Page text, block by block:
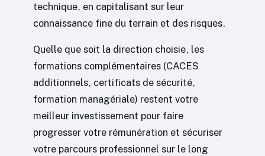
technique, en capitalisant sur leur
connaissance fine du terrain et des risques.
Quelle que soit la direction choisie, les
formations complémentaires (CACES
additionnels, certificats de sécurité,
formation managériale) restent votre
meilleur investissement pour faire
progresser votre rémunération et sécuriser
votre parcours professionnel sur le long